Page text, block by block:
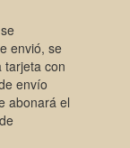
envió, se
tarjeta con
envío
abonará el